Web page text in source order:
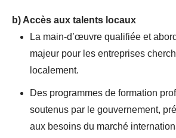
b) Accès aux talents locaux
La main-d’œuvre qualifiée et
majeur pour les entreprises
localement.
Des programmes de formation
soutenus par le gouvernement,
aux besoins du marché